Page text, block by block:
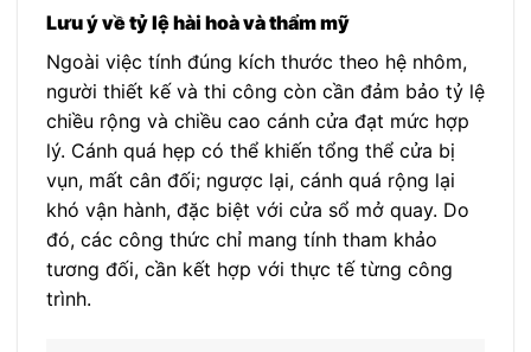
Lưu ý về tỷ lệ hài hoà và thẩm mỹ
Ngoài việc tính đúng kích thước theo hệ nhôm,
người thiết kế và thi công còn cần đảm bảo tỷ lệ
chiều rộng và chiều cao cánh cửa đạt mức hợp
lý. Cánh quá hẹp có thể khiến tổng thể cửa bị
vụn, mất cân đối; ngược lại, cánh quá rộng lại
khó vận hành, đặc biệt với cửa sổ mở quay. Do
đó, các công thức chỉ mang tính tham khảo
tương đối, cần kết hợp với thực tế từng công
trình.